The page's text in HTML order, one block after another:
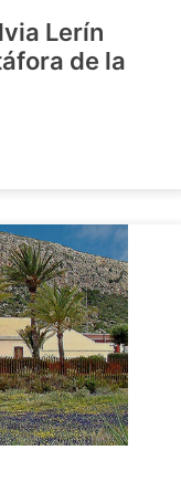
Lerín
de la